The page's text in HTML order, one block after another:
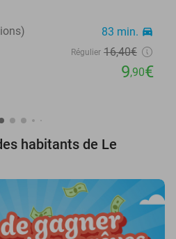
83 min. directions_car
Régulier 16,40€
9,90€
habitants de Le